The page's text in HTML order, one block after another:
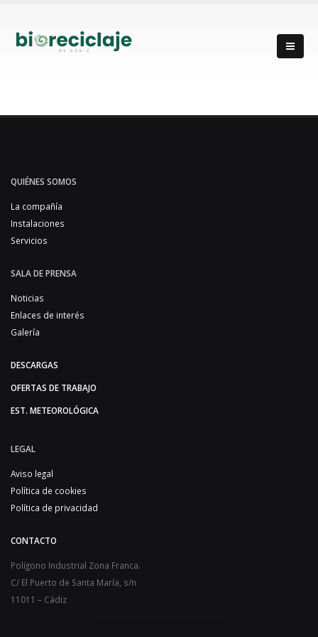
QUIÉNES SOMOS
La compañía
Instalaciones
Servicios
SALA DE PRENSA
Noticias
Enlaces de interés
Galería
DESCARGAS
OFERTAS DE TRABAJO
EST. METEOROLÓGICA
LEGAL
Aviso legal
Política de cookies
Política de privacidad
CONTACTO
Polígono Industrial Zona Franca.
C/ El Puerto de Santa María, s/n
11011 – Cádiz